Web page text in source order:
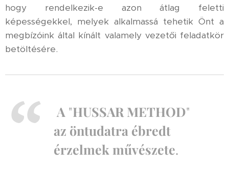
hogy rendelkezik-e azon átlag feletti
képességekkel, melyek alkalmassá tehetik Önt a
megbízóink által kínált valamely vezetői feladatkör
betöltésére.
A "HUSSAR METHOD"
az öntudatra ébredt
érzelmek művészete.